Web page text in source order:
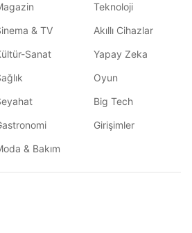
& TV
Sanat
& Bakım
Teknoloji
Akıllı Cihazlar
Yapay Zeka
Oyun
Big Tech
Girişimler